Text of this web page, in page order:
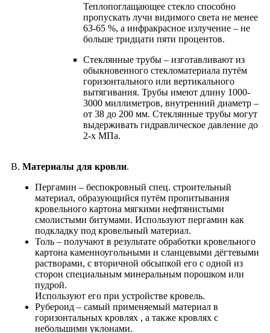
Теплопоглащающее стекло способно
пропускать лучи видимого света не менее
63-65 %, а инфракрасное излучение – не
больше тридцати пяти процентов.
Cтеклянные трубы – изготавливают из
обыкновенного стекломатериала путём
горизонтального или вертикального
вытягивания. Трубы имеют длину 1000-
3000 миллиметров, внутренний диаметр –
от 38 до 200 мм. Стеклянные трубы могут
выдерживать гидравлическое давление до
2-х МПа.
В. Материалы для кровли.
Пергамин – беспокровный спец. строительный
материал, образующийся путём пропитывания
кровельного картона мягкими нефтянистыми
смолистыми битумами. Используют пергамин как
подкладку под кровельный материал.
Толь – получают в результате обработки кровельного
картона каменноугольными и сланцевыми дёгтевыми
растворами, с вторичной обсыпкой его с одной из
сторон специальным минеральным порошком или
пудрой.
Используют его при устройстве кровель.
Рубероид – самый применяемый материал в
горизонтальных кровлях , а также кровлях с
небольшими уклонами.